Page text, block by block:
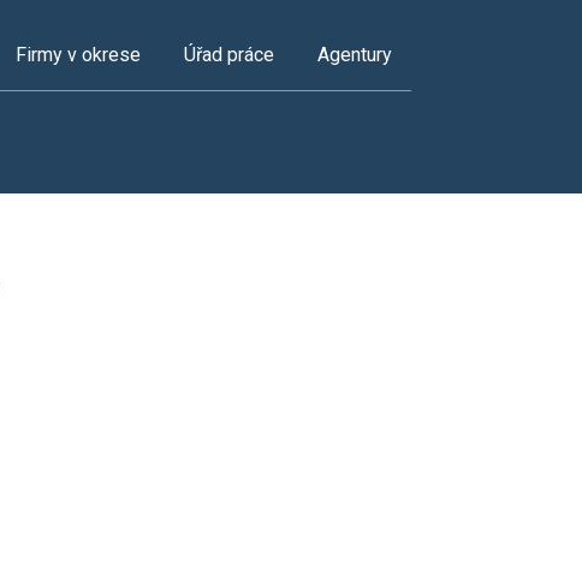
Firmy v okrese Úřad práce Agentury